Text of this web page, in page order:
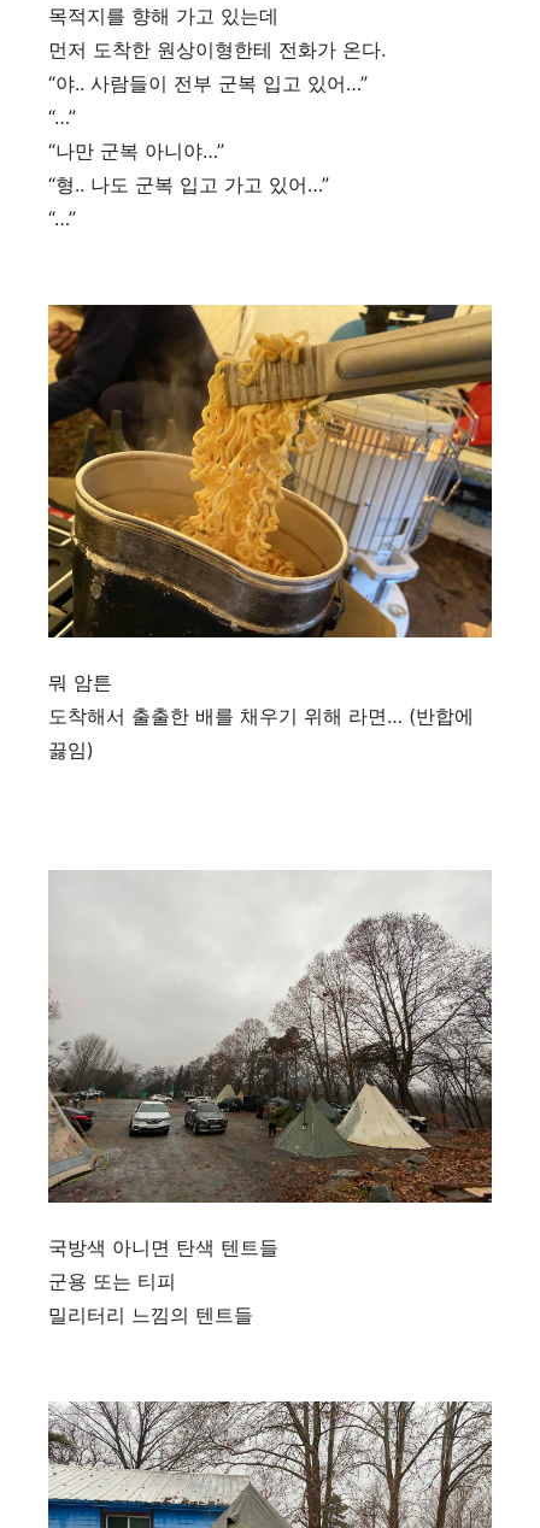
목적지를 향해 가고 있는데
먼저 도착한 원상이형한테 전화가 온다.
“야.. 사람들이 전부 군복 입고 있어…”
“…”
“나만 군복 아니야…”
“형.. 나도 군복 입고 가고 있어…”
“…”
뭐 암튼
도착해서 출출한 배를 채우기 위해 라면… (반합에
끓임)
국방색 아니면 탄색 텐트들
군용 또는 티피
밀리터리 느낌의 텐트들